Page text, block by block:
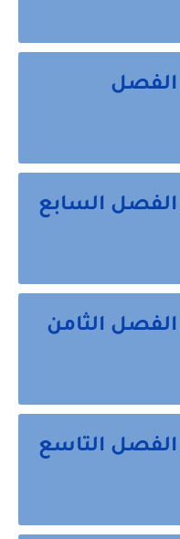
الفصل
السابع
الثامن
التاسع